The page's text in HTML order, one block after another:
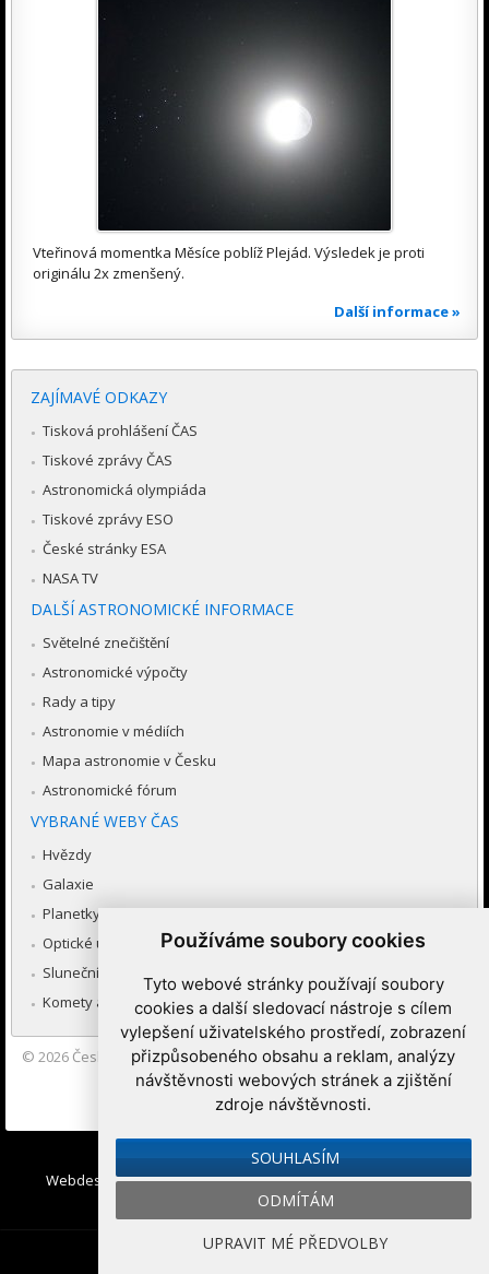
Používáme soubory cookies
Tyto webové stránky používají soubory
cookies a další sledovací nástroje s cílem
vylepšení uživatelského prostředí, zobrazení
přizpůsobeného obsahu a reklam, analýzy
návštěvnosti webových stránek a zjištění
zdroje návštěvnosti.
SOUHLASÍM
ODMÍTÁM
UPRAVIT MÉ PŘEDVOLBY
Vteřinová momentka Měsíce poblíž Plejád. Výsledek je proti
originálu 2x zmenšený.
Další informace »
ZAJÍMAVÉ ODKAZY
Tisková prohlášení ČAS
Tiskové zprávy ČAS
Astronomická olympiáda
Tiskové zprávy ESO
České stránky ESA
NASA TV
DALŠÍ ASTRONOMICKÉ INFORMACE
Světelné znečištění
Astronomické výpočty
Rady a tipy
Astronomie v médiích
Mapa astronomie v Česku
Astronomické fórum
VYBRANÉ WEBY ČAS
Hvězdy
Galaxie
Planetky
Optické úkazy v atmosféře
Sluneční soustava
Komety a meteory
© 2026 Česká astronomická společnost|Hvězdárna a planetárium
Brno spolupracuje se serverem Astro.cz
Webdesign:Medio interactive, Redakční systémIbis CMS: